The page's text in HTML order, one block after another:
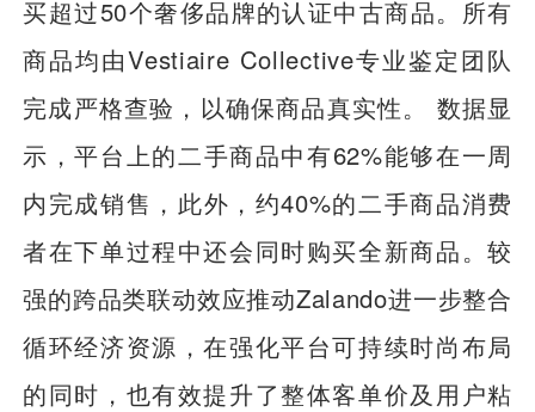
买超过50个奢侈品牌的认证中古商品。所有
商品均由Vestiaire Collective专业鉴定团队
完成严格查验，以确保商品真实性。 数据显
示，平台上的二手商品中有62%能够在一周
内完成销售，此外，约40%的二手商品消费
者在下单过程中还会同时购买全新商品。较
强的跨品类联动效应推动Zalando进一步整合
循环经济资源，在强化平台可持续时尚布局
的同时，也有效提升了整体客单价及用户粘